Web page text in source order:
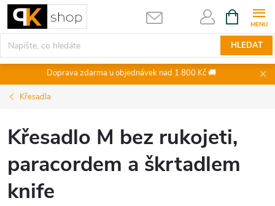
Přejít
obsah
HLEDAT
NÁKUPNÍ
KOŠÍK
Doprava zdarma u objednávek nad 1 800 Kč 🚚
Křesadla
Křesadlo M bez rukojeti,
paracordem a škrtadlem
knife